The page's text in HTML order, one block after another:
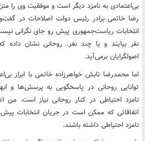
بی‌اعتمادی به نامزد دیگر است و موفقیت وی را
رضا خاتمی برادر رئیس‌ دولت اصلاحات در
انتخابات ریاست‌جمهوری پیش رو جای نگرانی
نفر بیایند و یا چند نفر. روحانی نشان
اصولگرایان برمی‌آید.
اما محمدرضا تابش خواهرزاده خاتمی با ابراز
توانایی روحانی در پاسخگویی به پرسش‌ها و
نامزد احتیاطی در کنار روحانی نیاز است. من
اتفاقاتی که ممکن است در جریان انتخابات پیش
نامزد احتیاطی داشته باشند.